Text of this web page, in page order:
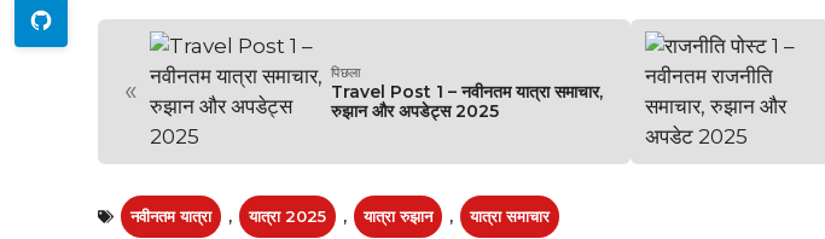
«
पिछला
Travel Post 1 – नवीनतम यात्रा समाचार,
रुझान और अपडेट्स 2025
नवीनतम यात्रा , यात्रा 2025 , यात्रा रुझान , यात्रा समाचार